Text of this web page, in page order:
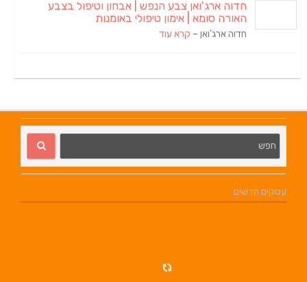
חדוה ארג'ואן צבע הנפש | אבחון וטיפול בצבע
האורה סומא | אימון טיפולי באומנות
חדוה ארג'ואן – קרא עוד
עסקים חדשים